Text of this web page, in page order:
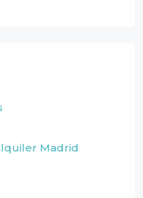
Madrid